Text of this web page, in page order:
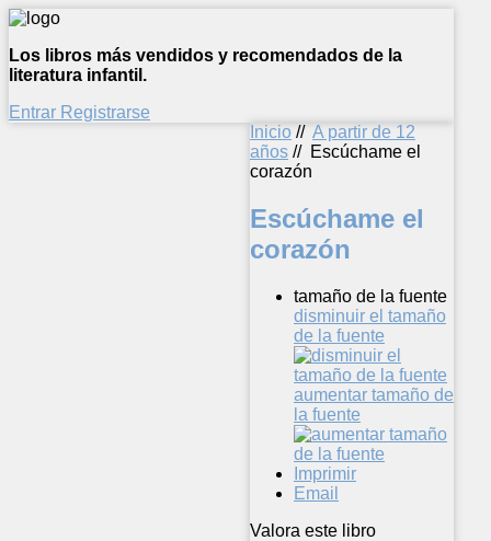
Los libros más vendidos y recomendados de la
literatura infantil.
Entrar Registrarse
Inicio // A partir de 12
años // Escúchame el
corazón
Escúchame el
corazón
tamaño de la fuente
disminuir el tamaño
de la fuente
aumentar tamaño de
la fuente
Imprimir
Email
Valora este libro